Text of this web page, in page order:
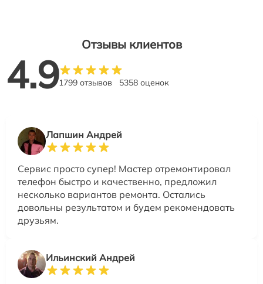
Отзывы клиентов
4.91799 отзывов 5358 оценок
Лапшин Андрей
Сервис просто супер! Мастер отремонтировал
телефон быстро и качественно, предложил
несколько вариантов ремонта. Остались
довольны результатом и будем рекомендовать
друзьям.
Ильинский Андрей